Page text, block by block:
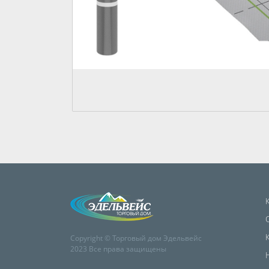
Copyright © Торговый дом Эдельвейс
2023 Все права защищены